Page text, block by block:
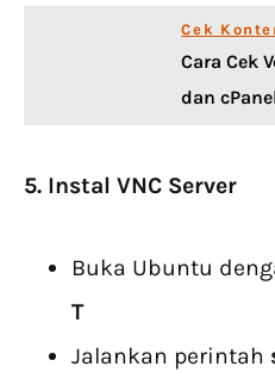
Cek
Cara Cek
dan
5. Instal VNC Server
Buka Ubuntu
T
Jalankan perintah